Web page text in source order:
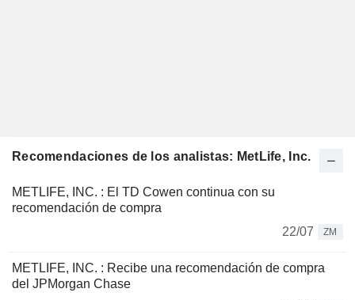
Recomendaciones de los analistas: MetLife, Inc.
METLIFE, INC. : El TD Cowen continua con su
recomendación de compra
22/07
ZM
METLIFE, INC. : Recibe una recomendación de compra
del JPMorgan Chase